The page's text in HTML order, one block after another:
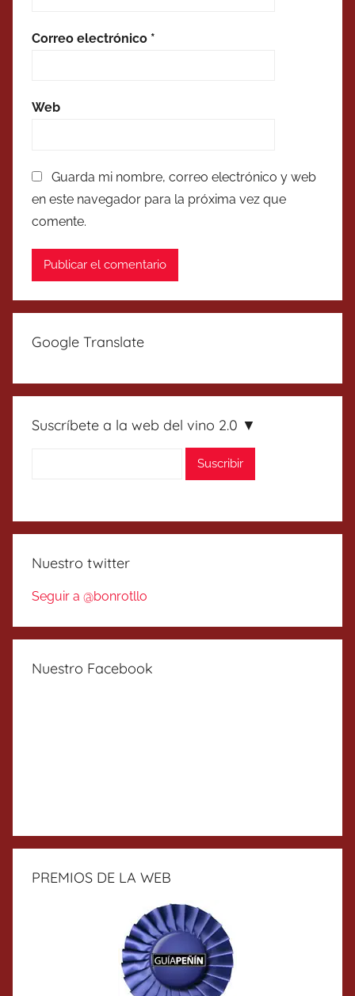
Correo electrónico *
Web
Guarda mi nombre, correo electrónico y web
en este navegador para la próxima vez que
comente.
Google Translate
Suscríbete a la web del vino 2.0 ▼
Nuestro twitter
Seguir a @bonrotllo
Nuestro Facebook
PREMIOS DE LA WEB